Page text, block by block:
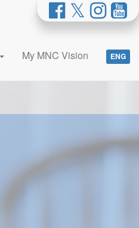
My MNC Vision ENG